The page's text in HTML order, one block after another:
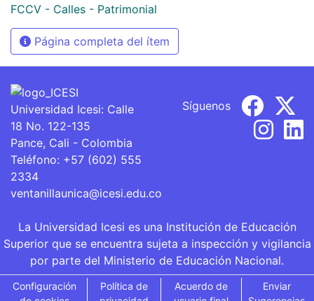
FCCV - Calles - Patrimonial
Página completa del ítem
Universidad Icesi: Calle
18 No. 122-135
Pance, Cali - Colombia
Teléfono: +57 (602) 555
2334
ventanillaunica@icesi.edu.co
Síguenos
La Universidad Icesi es una Institución de Educación
Superior que se encuentra sujeta a inspección y vigilancia
por parte del Ministerio de Educación Nacional.
Configuración
Política de
Acuerdo de
Enviar